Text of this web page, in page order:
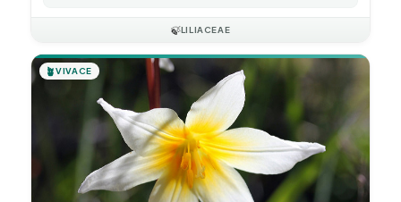
🍃LILIACEAE
🪴VIVACE